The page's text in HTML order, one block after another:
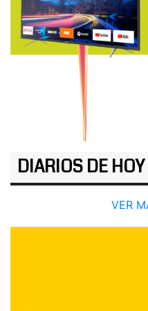
DIARIOS DE HOY
VER